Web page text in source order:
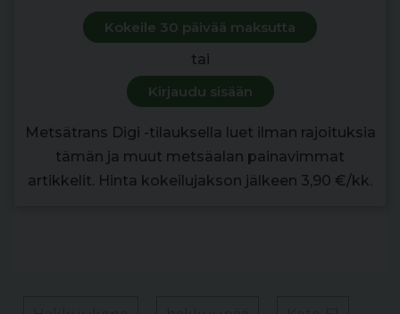
Kokeile 30 päivää maksutta
tai
Kirjaudu sisään
Metsätrans Digi -tilauksella luet ilman rajoituksia
tämän ja muut metsäalan painavimmat
artikkelit. Hinta kokeilujakson jälkeen 3,90 €/kk.